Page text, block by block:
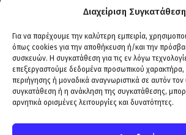
Διαχείριση
Για να παρέχουμε την καλύτερη εμπειρία,
όπως cookies για την αποθήκευση ή/και την
συσκευών. Η συγκατάθεση για τις εν λόγω
επεξεργαστούμε δεδομένα προσωπικού
περιήγησης ή μοναδικά αναγνωριστικά σε αυτόν τον
συγκατάθεση ή η ανάκληση της συγκατάθεσης,
αρνητικά ορισμένες λειτουργίες και δυνατότητες.
25/7
15.73 oC
26/7
17.99oC
© COPYRIGHT ΔΗΜΟΣ ΣΟΥΛΙΟΥ 2026